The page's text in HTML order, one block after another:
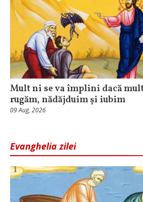
Mult ni se va împlini dacă
rugăm, nădăjduim și iubim
09 Aug, 2026
Evanghelia zilei